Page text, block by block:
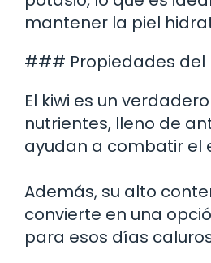
mantener la piel
### Propiedades del
El kiwi es un
nutrientes, lleno de
ayudan a combatir el
Además, su alto
convierte en una
para esos días